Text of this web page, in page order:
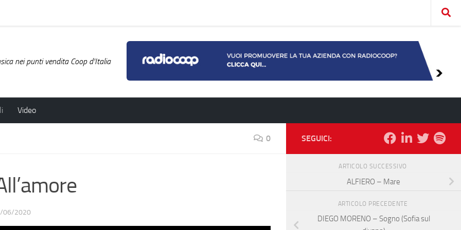
nei punti vendita Coop d'Italia
Video
0
06/2020
SEGUICI:
ARTICOLO SUCCESSIVO
ALFIERO – Mare
ARTICOLO PRECEDENTE
DIEGO MORENO – Sogno (Sofia sul